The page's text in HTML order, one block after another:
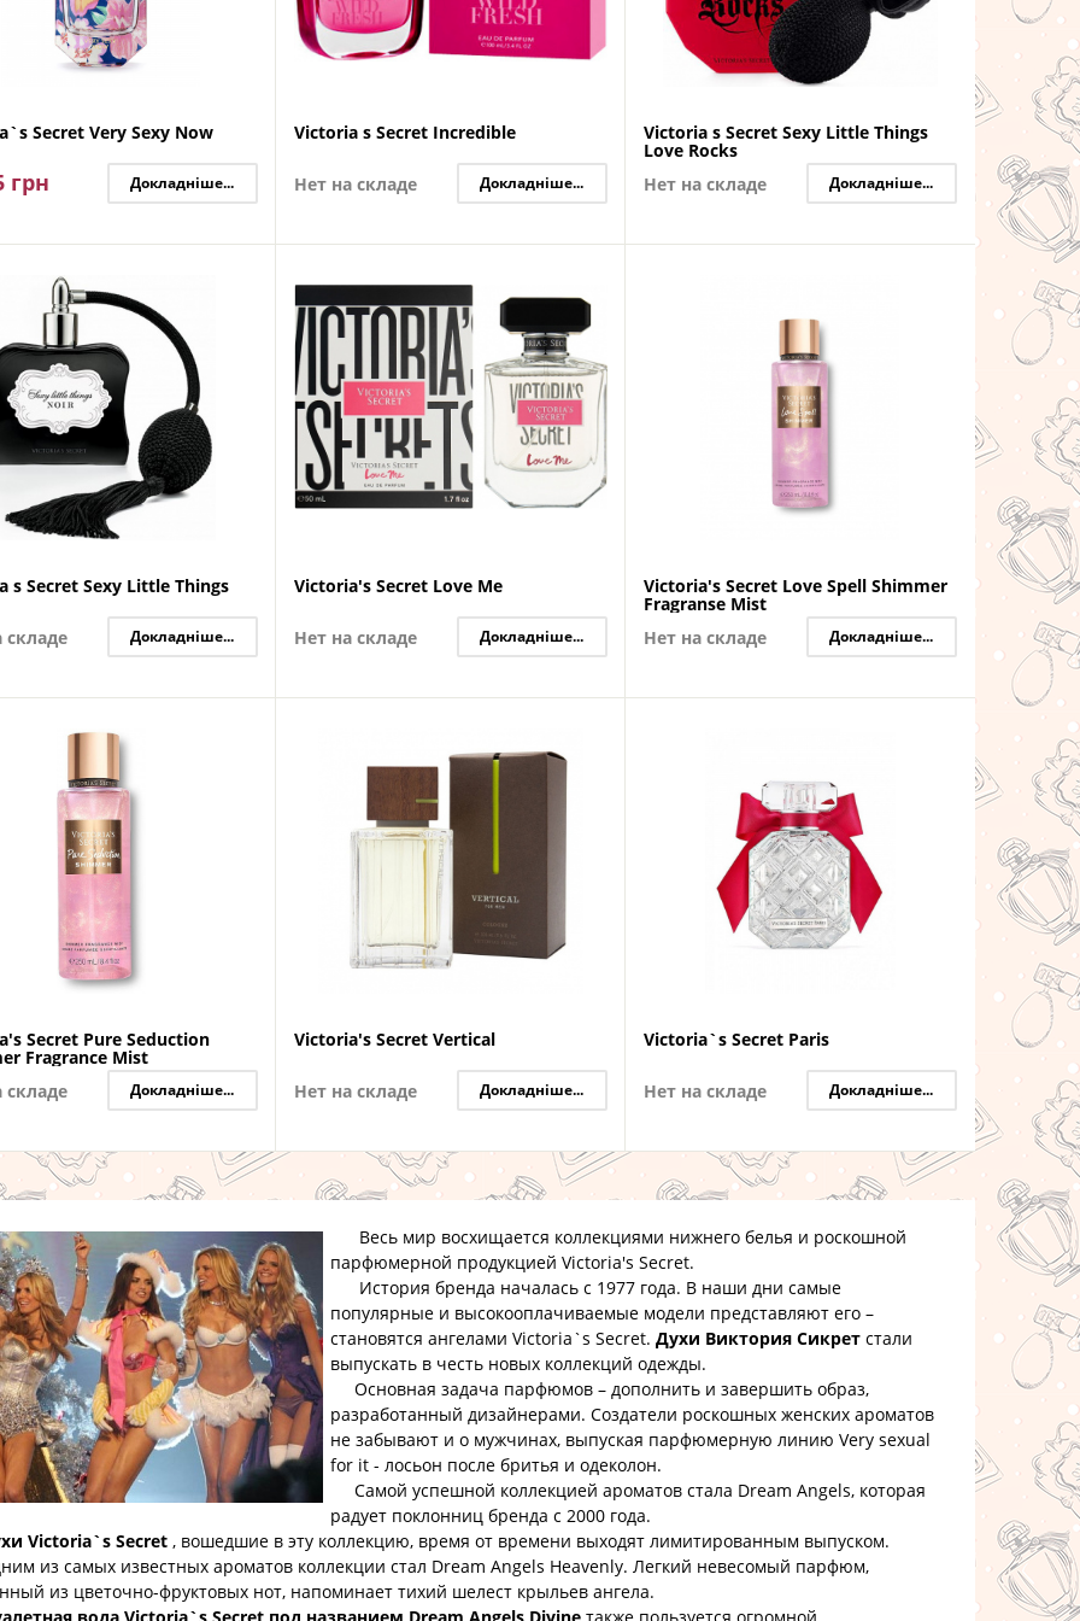
Secret Very Sexy Now
грн Докладніше...
Victoria s Secret Incredible
Нет на складе Докладніше...
Victoria s Secret Sexy Little Things
Love Rocks
Нет на складе
Докладніше...
s Secret Sexy Little Things
складе
Докладніше...
Victoria's Secret Love Me
Нет на складе Докладніше...
Victoria's Secret Love Spell Shimmer
Fragranse Mist
Нет на складе
Докладніше...
Secret Pure Seduction
Fragrance Mist
складе
Докладніше...
Victoria's Secret Vertical
Нет на складе Докладніше...
Victoria`s Secret Paris
Нет на складе Докладніше...
Весь мир восхищается коллекциями нижнего белья и роскошной
парфюмерной продукцией Victoria's Secret.
История бренда началась с 1977 года. В наши дни самые
популярные и высокооплачиваемые модели представляют его –
становятся ангелами Victoria`s Secret. Духи Виктория Сикрет стали
выпускать в честь новых коллекций одежды.
Основная задача парфюмов – дополнить и завершить образ,
разработанный дизайнерами. Создатели роскошных женских ароматов
не забывают и о мужчинах, выпуская парфюмерную линию Very sexual
for it - лосьон после бритья и одеколон.
Самой успешной коллекцией ароматов стала Dream Angels, которая
радует поклонниц бренда с 2000 года.
Victoria`s Secret , вошедшие в эту коллекцию, время от времени выходят лимитированным выпуском.
из самых известных ароматов коллекции стал Dream Angels Heavenly. Легкий невесомый парфюм,
из цветочно-фруктовых нот, напоминает тихий шелест крыльев ангела.